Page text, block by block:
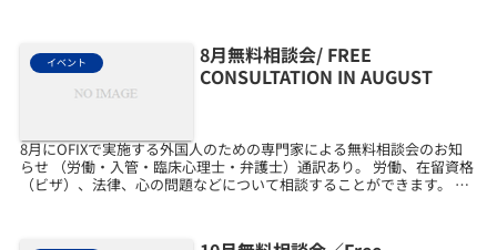
イベント
8月無料相談会/ FREE
CONSULTATION IN AUGUST
8月にOFIXで実施する外国人のための専門家による無料相談会のお知
らせ （労働・入管・臨床心理士・弁護士）通訳あり。 労働、在留資格
（ビザ）、法律、心の問題などについて相談することができます。 あ